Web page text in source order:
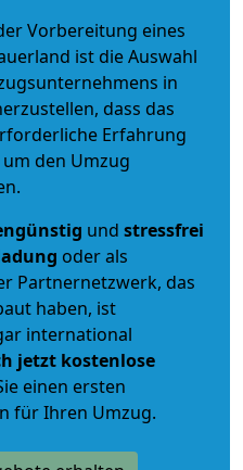
Vorbereitung eines
ist die Auswahl
in
dass das
Erfahrung
den Umzug
und stressfrei
oder als
Partnernetzwerk, das
haben, ist
international
jetzt kostenlose
einen ersten
für Ihren Umzug.